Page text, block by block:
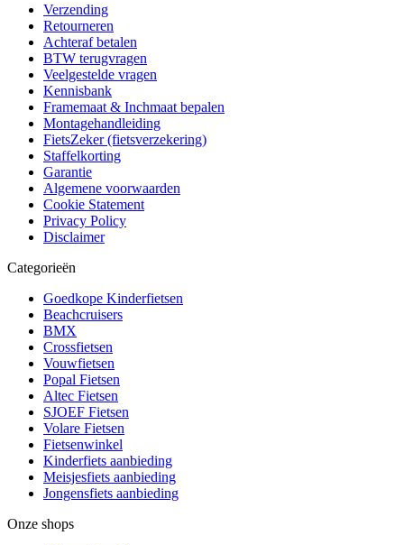
Verzending
Retourneren
Achteraf betalen
BTW terugvragen
Veelgestelde vragen
Kennisbank
Framemaat & Inchmaat bepalen
Montagehandleiding
FietsZeker (fietsverzekering)
Staffelkorting
Garantie
Algemene voorwaarden
Cookie Statement
Privacy Policy
Disclaimer
Categorieën
Goedkope Kinderfietsen
Beachcruisers
BMX
Crossfietsen
Vouwfietsen
Popal Fietsen
Altec Fietsen
SJOEF Fietsen
Volare Fietsen
Fietsenwinkel
Kinderfiets aanbieding
Meisjesfiets aanbieding
Jongensfiets aanbieding
Onze shops